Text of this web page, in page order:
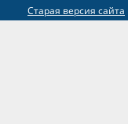
Старая версия сайта